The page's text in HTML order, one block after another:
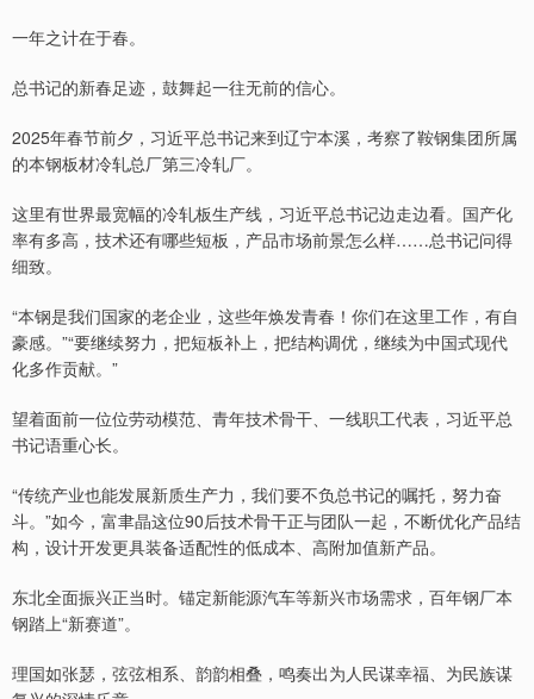
一年之计在于春。
总书记的新春足迹，鼓舞起一往无前的信心。
2025年春节前夕，习近平总书记来到辽宁本溪，考察了鞍钢集团所属
的本钢板材冷轧总厂第三冷轧厂。
这里有世界最宽幅的冷轧板生产线，习近平总书记边走边看。国产化
率有多高，技术还有哪些短板，产品市场前景怎么样……总书记问得
细致。
“本钢是我们国家的老企业，这些年焕发青春！你们在这里工作，有自
豪感。”“要继续努力，把短板补上，把结构调优，继续为中国式现代
化多作贡献。”
望着面前一位位劳动模范、青年技术骨干、一线职工代表，习近平总
书记语重心长。
“传统产业也能发展新质生产力，我们要不负总书记的嘱托，努力奋
斗。”如今，富聿晶这位90后技术骨干正与团队一起，不断优化产品结
构，设计开发更具装备适配性的低成本、高附加值新产品。
东北全面振兴正当时。锚定新能源汽车等新兴市场需求，百年钢厂本
钢踏上“新赛道”。
理国如张瑟，弦弦相系、韵韵相叠，鸣奏出为人民谋幸福、为民族谋